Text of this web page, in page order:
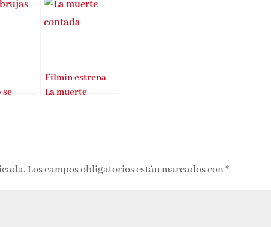
Filmin estrena
La muerte
Los campos obligatorios están marcados con*